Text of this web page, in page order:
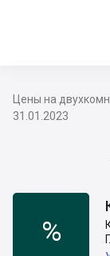
Цены на
31.01.2023
%